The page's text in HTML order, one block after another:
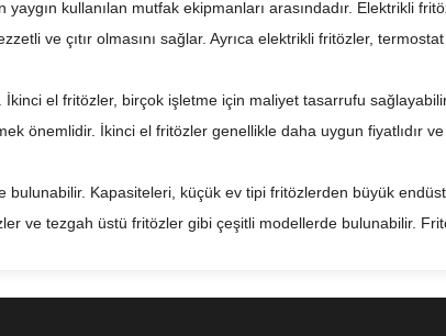
kullanılan mutfak ekipmanları arasındadır. Elektrikli
ve çıtır olmasını sağlar. Ayrıca elektrikli fritözler,
el fritözler, birçok işletme için maliyet tasarrufu
önemlidir. İkinci el fritözler genellikle daha uygun fiyatlıdır
bulunabilir. Kapasiteleri, küçük ev tipi fritözlerden büyük
ve tezgah üstü fritözler gibi çeşitli modellerde bulunabilir.